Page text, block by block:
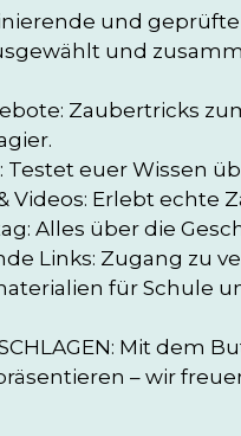
und
und
Zaubertricks
Testet euer Wissen
Videos: Erlebt
Alles über die
Links: Zugang zu
für Schule
Mit
– wir